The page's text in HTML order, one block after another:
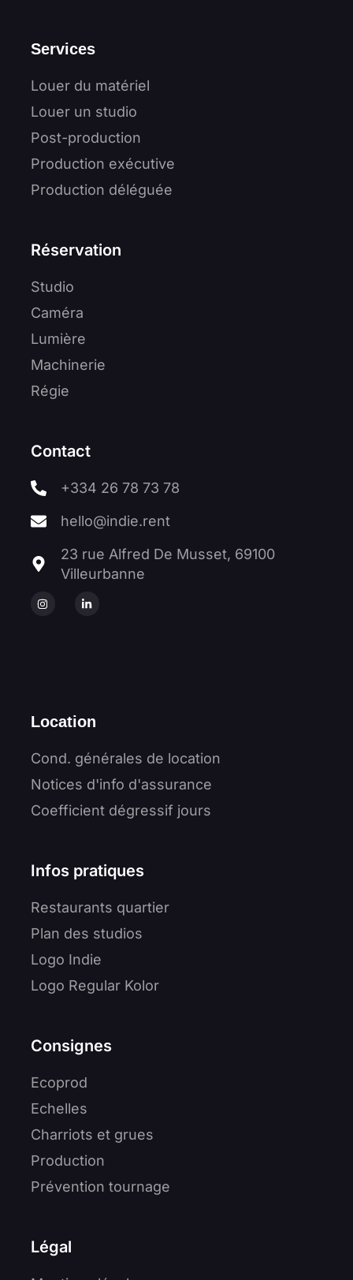
Services
Louer du matériel
Louer un studio
Post-production
Production exécutive
Production déléguée
Réservation
Studio
Caméra
Lumière
Machinerie
Régie
Contact
+334 26 78 73 78
hello@indie.rent
23 rue Alfred De Musset, 69100
Villeurbanne
Location
Cond. générales de location
Notices d'info d'assurance
Coefficient dégressif jours
Infos pratiques
Restaurants quartier
Plan des studios
Logo Indie
Logo Regular Kolor
Consignes
Ecoprod
Echelles
Charriots et grues
Production
Prévention tournage
Légal